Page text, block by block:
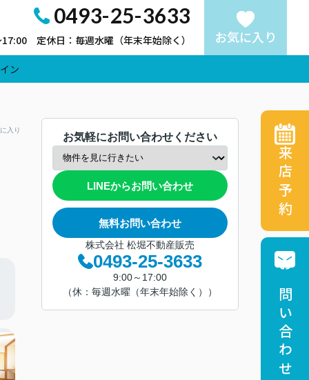
0493-25-3633
定休日：毎週水曜（年末年始除く） お気に入り
ン
入り
お気軽にお問い合わせください
LINEからお問い合わせ
無料お問い合わせ
株式会社 松堀不動産販売
0493-25-3633
9:00～17:00
（休：毎週水曜（年末年始除く））
来店予約
お問い合わせ